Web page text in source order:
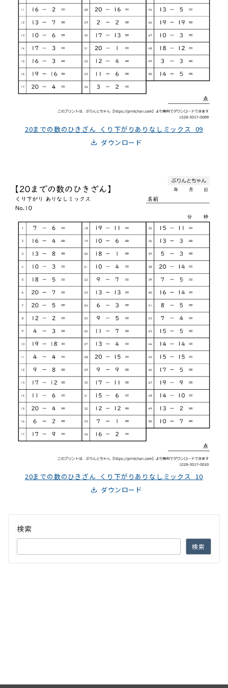
20までの数のひきざん_くり下がりありなしミックス_09
ダウンロード
20までの数のひきざん_くり下がりありなしミックス_10
ダウンロード
検索
検索